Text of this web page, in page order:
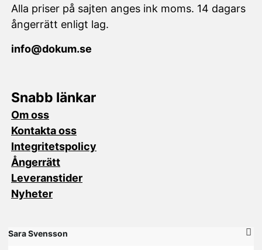
Alla priser på sajten anges ink moms. 14 dagars
ångerrätt enligt lag.
info@dokum.se
Snabb länkar
Om oss
Kontakta oss
Integritetspolicy
Ångerrätt
Leveranstider
Nyheter
Sara Svensson